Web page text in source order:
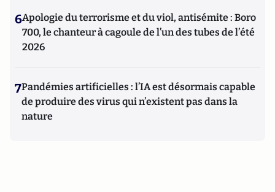
6Apologie du terrorisme et du viol, antisémite : Boro
700, le chanteur à cagoule de l’un des tubes de l’été
2026
7Pandémies artificielles : l’IA est désormais capable
de produire des virus qui n’existent pas dans la
nature